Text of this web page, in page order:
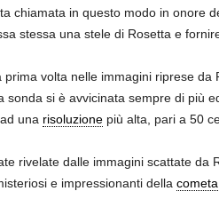
chiamata in questo modo in onore
stessa una stele di Rosetta e
volta nelle immagini riprese da
sonda si è avvicinata sempre di più
una risoluzionepiù alta, pari a 50
rivelate dalle immagini scattate
e impressionanti della cometa